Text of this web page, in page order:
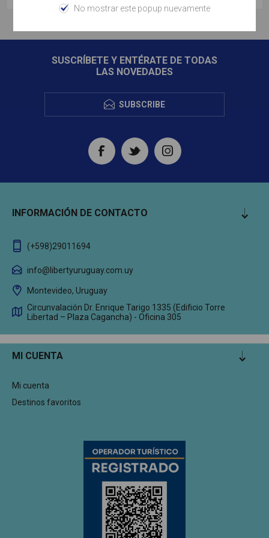
SUSCRÍBETE Y ENTÉRATE DE TODAS
LAS NOVEDADES
SUBSCRIBE
INFORMACIÓN DE CONTACTO
(+598)29011694
info@libertyuruguay.com.uy
Montevideo, Uruguay
Circunvalación Dr. Enrique Tarigo 1335 (Edificio Torre
Libertad – Plaza Cagancha) - Oficina 305
MI CUENTA
Mi cuenta
Destinos favoritos
No mostrar este popup nuevamente